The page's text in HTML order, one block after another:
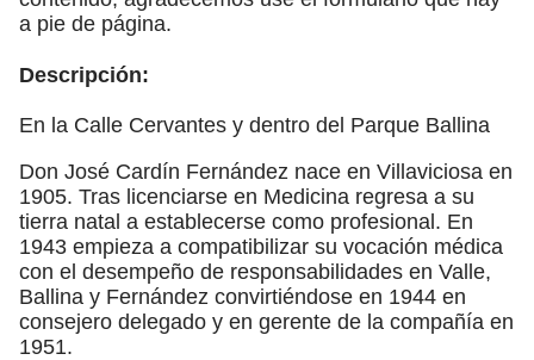
a pie de página.
Descripción:
En la Calle Cervantes y dentro del Parque Ballina
Don José Cardín Fernández nace en Villaviciosa en
1905. Tras licenciarse en Medicina regresa a su
tierra natal a establecerse como profesional. En
1943 empieza a compatibilizar su vocación médica
con el desempeño de responsabilidades en Valle,
Ballina y Fernández convirtiéndose en 1944 en
consejero delegado y en gerente de la compañía en
1951.